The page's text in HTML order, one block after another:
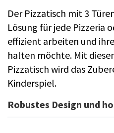
Der Pizzatisch mit 3
Lösung für jede Pizzeria
effizient arbeiten und
halten möchte. Mit
Pizzatisch wird das
Kinderspiel.
Robustes Design und